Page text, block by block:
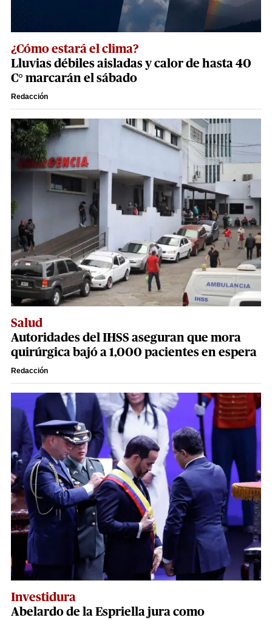
¿Cómo estará el clima?
Lluvias débiles aisladas y calor de hasta 40
C° marcarán el sábado
Redacción
Salud
Autoridades del IHSS aseguran que mora
quirúrgica bajó a 1,000 pacientes en espera
Redacción
Investidura
Abelardo de la Espriella jura como